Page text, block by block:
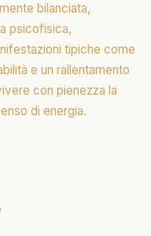
bilanciata,
psicofisica,
tipiche come
e un rallentamento
con pienezza la
di energia.